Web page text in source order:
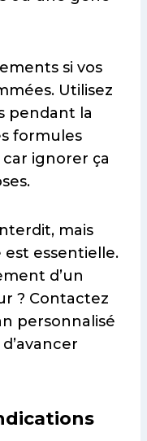
si vos
Utilisez
pendant la
formules
car ignorer ça
mais
essentielle.
d’un
? Contactez
personnalisé